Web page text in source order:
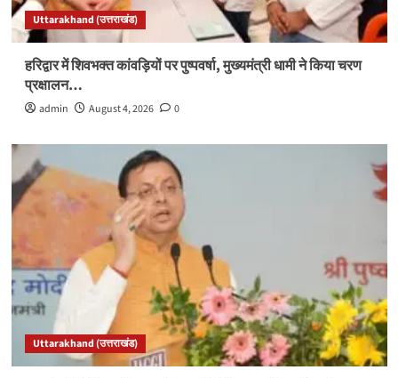
Uttarakhand (उत्तराखंड)
हरिद्वार में शिवभक्त कांवड़ियों पर पुष्पवर्षा, मुख्यमंत्री धामी ने किया चरण
प्रक्षालन…
admin August 4, 2026 0
Uttarakhand (उत्तराखंड)